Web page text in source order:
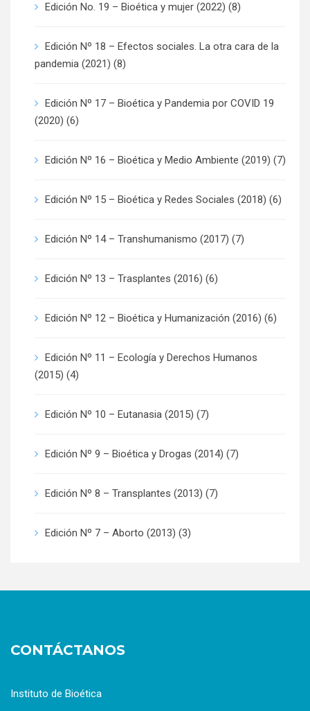
Edición No. 19 – Bioética y mujer (2022) (8)
Edición Nº 18 – Efectos sociales. La otra cara de la
pandemia (2021) (8)
Edición Nº 17 – Bioética y Pandemia por COVID 19
(2020) (6)
Edición Nº 16 – Bioética y Medio Ambiente (2019) (7)
Edición Nº 15 – Bioética y Redes Sociales (2018) (6)
Edición Nº 14 – Transhumanismo (2017) (7)
Edición Nº 13 – Trasplantes (2016) (6)
Edición Nº 12 – Bioética y Humanización (2016) (6)
Edición Nº 11 – Ecología y Derechos Humanos
(2015) (4)
Edición Nº 10 – Eutanasia (2015) (7)
Edición Nº 9 – Bioética y Drogas (2014) (7)
Edición Nº 8 – Transplantes (2013) (7)
Edición Nº 7 – Aborto (2013) (3)
CONTÁCTANOS
Instituto de Bioética